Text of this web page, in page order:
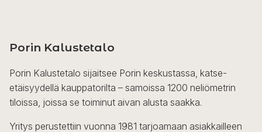
Porin Kalustetalo
Porin Kalustetalo sijaitsee Porin keskustassa, katse-
etäisyydellä kauppatorilta – samoissa 1200 neliömetrin
tiloissa, joissa se toiminut aivan alusta saakka.
Yritys perustettiin vuonna 1981 tarjoamaan asiakkailleen